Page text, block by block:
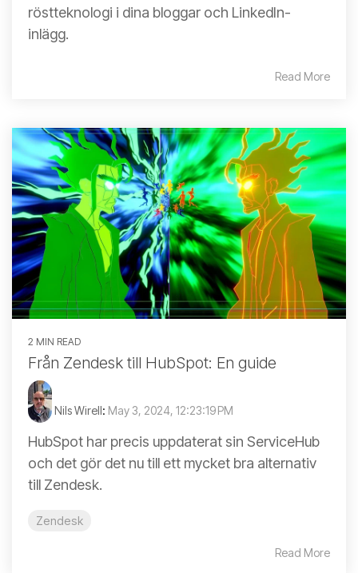
röstteknologi i dina bloggar och LinkedIn-
inlägg.
Read More
2 MIN READ
Från Zendesk till HubSpot: En guide
Nils Wirell: May 3, 2024, 12:23:19 PM
HubSpot har precis uppdaterat sin ServiceHub
och det gör det nu till ett mycket bra alternativ
till Zendesk.
Zendesk
Read More